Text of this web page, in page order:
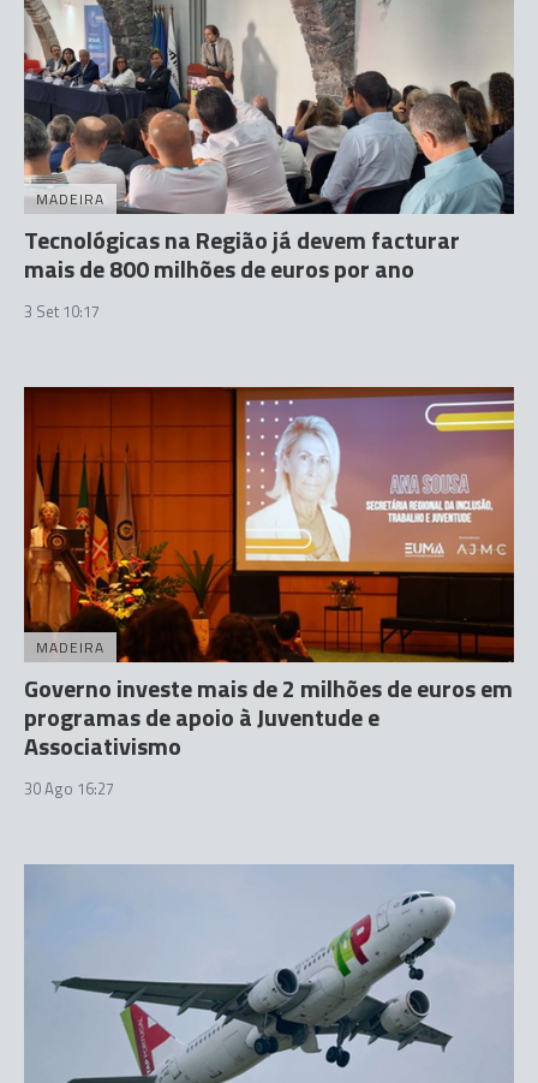
MADEIRA
Tecnológicas na Região já devem facturar
mais de 800 milhões de euros por ano
3 Set 10:17
MADEIRA
Governo investe mais de 2 milhões de euros em
programas de apoio à Juventude e
Associativismo
30 Ago 16:27